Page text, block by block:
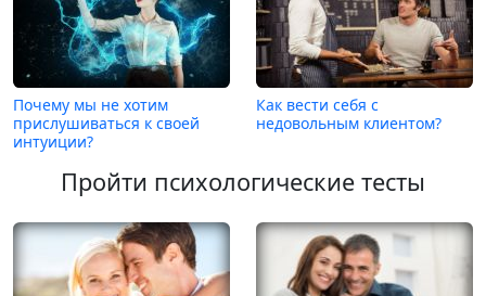
Почему мы не хотим
прислушиваться к своей
интуиции?
Как вести себя с
недовольным клиентом?
Пройти психологические тесты